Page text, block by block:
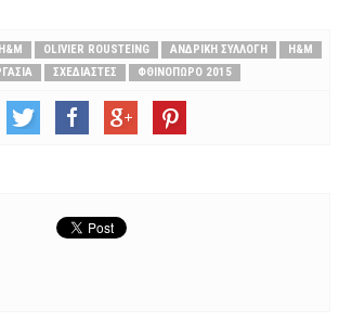
OLIVIER ROUSTEING ΑΝΔΡΙΚΉ ΣΥΛΛΟΓΉ
Η&Μ
ΣΧΕΔΙΑΣΤΈΣ ΦΘΙΝΌΠΩΡΟ 2015